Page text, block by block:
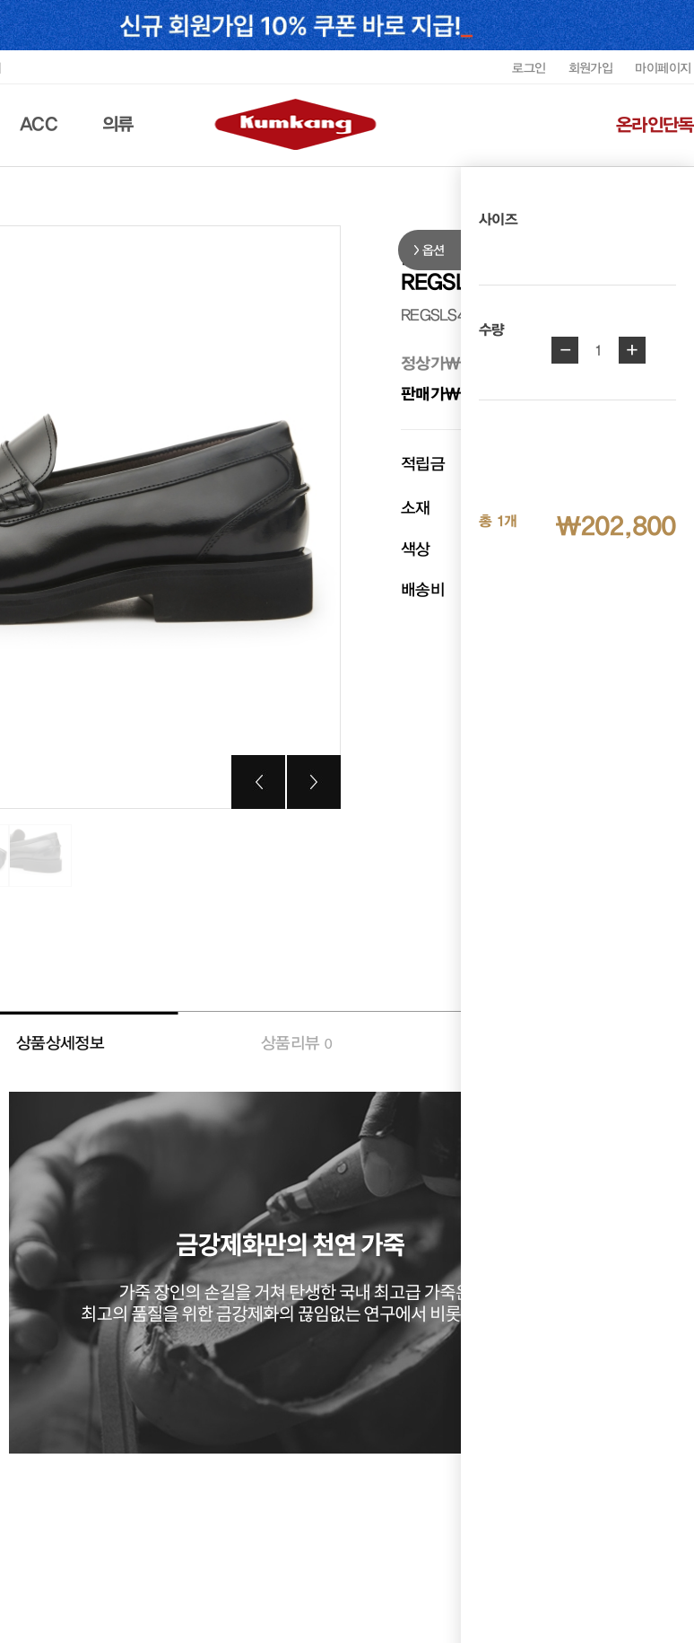
로그인 회원가입 마이페이지
ACC 의류 온라인단독
옵션
사이즈
수량
- 1 +
총 1개 ₩202,800
리갈 남성 유광 컴포트 페니로퍼
REGSLS4250K1
REGSLS4250K1
정상가₩ 338,000
판매가₩ 202,800
적립금
소재
색상
배송비
상품상세정보 상품리뷰 0